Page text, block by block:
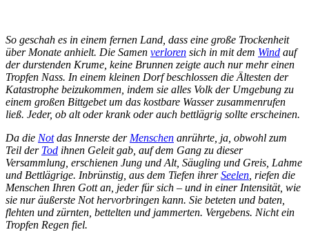
So geschah es in einem fernen Land, dass eine große Trockenheit
über Monate anhielt. Die Samen verloren sich in mit dem Wind auf
der durstenden Krume, keine Brunnen zeigte auch nur mehr einen
Tropfen Nass. In einem kleinen Dorf beschlossen die Ältesten der
Katastrophe beizukommen, indem sie alles Volk der Umgebung zu
einem großen Bittgebet um das kostbare Wasser zusammenrufen
ließ. Jeder, ob alt oder krank oder auch bettlägrig sollte erscheinen.
Da die Notdas Innerste der Menschen anrührte, ja, obwohl zum
Teil der Tod ihnen Geleit gab, auf dem Gang zu dieser
Versammlung, erschienen Jung und Alt, Säugling und Greis, Lahme
und Bettlägrige. Inbrünstig, aus dem Tiefen ihrerSeelen , riefen die
Menschen Ihren Gott an, jeder für sich – und in einer Intensität, wie
sie nur äußerste Not hervorbringen kann. Sie beteten und baten,
flehten und zürnten, bettelten und jammerten. Vergebens. Nicht ein
Tropfen Regen fiel.